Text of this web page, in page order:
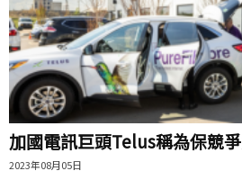
加國電訊巨頭Telus稱為保競
2023年08月05日